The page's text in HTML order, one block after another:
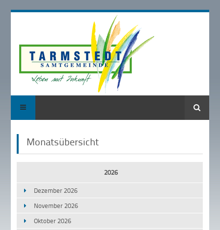
Suche
Monatsübersicht
2026
Dezember 2026
November 2026
Oktober 2026